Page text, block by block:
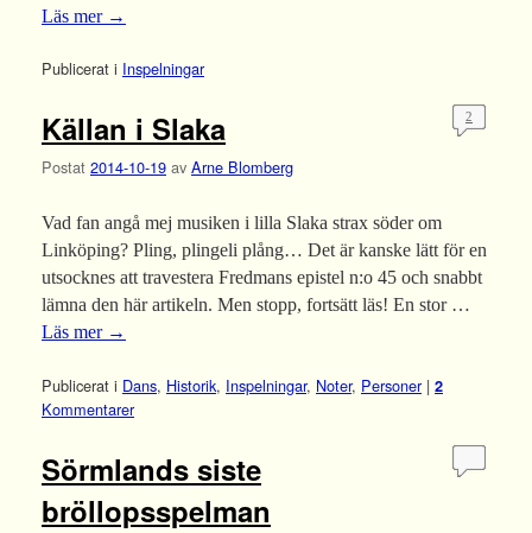
Läs mer →
Publicerat i Inspelningar
Källan i Slaka
Postat 2014-10-19 av Arne Blomberg
2
Vad fan angå mej musiken i lilla Slaka strax söder om
Linköping? Pling, plingeli plång… Det är kanske lätt för en
utsocknes att travestera Fredmans epistel n:o 45 och snabbt
lämna den här artikeln. Men stopp, fortsätt läs! En stor …
Läs mer →
Publicerat i Dans, Historik, Inspelningar, Noter, Personer | 2
Kommentarer
Sörmlands siste
bröllopsspelman